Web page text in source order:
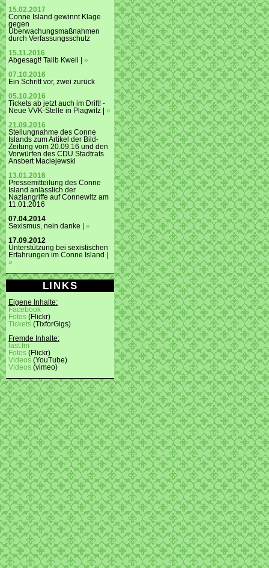
15.02.2017
Conne Island gewinnt Klage
gegen
Überwachungsmaßnahmen
durch Verfassungsschutz
15.11.2016
Abgesagt! Talib Kweli | »
07.10.2016
Ein Schritt vor, zwei zurück
05.10.2016
Tickets ab jetzt auch im Drift! -
Neue VVK-Stelle in Plagwitz | »
21.09.2016
Stellungnahme des Conne
Islands zum Artikel der Bild-
Zeitung vom 20.09.16 und den
Vorwürfen des CDU Stadtrats
Ansbert Maciejewski
13.01.2016
Pressemitteilung des Conne
Island anlässlich der
Naziangriffe auf Connewitz am
11.01.2016
07.04.2014
Sexismus, nein danke | »
17.09.2012
Unterstützung bei sexistischen
Erfahrungen im Conne Island |
»
LINKS
Eigene Inhalte:
Facebook
Fotos (Flickr)
Tickets (TixforGigs)
Fremde Inhalte:
last.fm
Fotos (Flickr)
Videos (YouTube)
Videos (vimeo)